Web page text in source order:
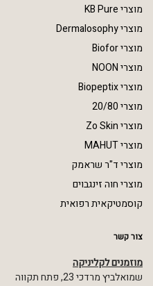
מוצרי KB Pure
מוצרי Dermalosophy
מוצרי Biofor
מוצרי NOON
מוצרי Biopeptix
מוצרי 20/80
מוצרי Zo Skin
מוצרי MAHUT
מוצרי ד"ר שראמק
מוצרי חוה זינגבוים
קוסמטיקאית רפואית
צור קשר
מוזמנים לקליניקה
שמואלביץ מרדכי 23, פתח תקווה